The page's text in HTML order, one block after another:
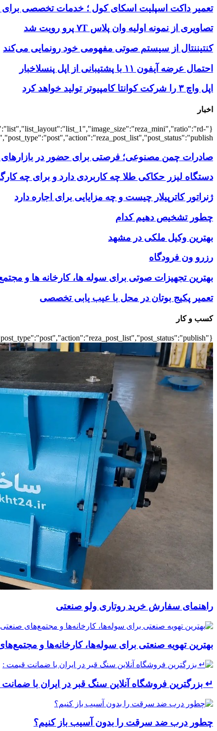
تعمیر داکت اسپلیت اسکای کول ؛ خدمات تخصصی
تصاویری از نمونه اولیه وان پلاس ۷T پرو رویت شد
کنتیننتال از سیستم صوتی مفهومی خود رونمایی می‌کند
احتمال عرضه آیفون ۱۱ با پشتیبانی از اپل پنسلاخبار
اپل واچ ۳ را شرکت کوانتا کامپیوتر تولید خواهد کرد
اخبار
صادرات چمن مصنوعی؛ فرصتی برای حضور در بازارهای
دستگاه لیزر حکاکی طلا چه کاربردی دارد و برای چه
ژنراتور کاترپیلار چیست و چه مزایایی برای اجاره دارد
چطور تشخیص دهیم کدام
بهترین وکیل ملکی در مشهد
رزرو ون فرودگاه
بهترین تجهیزات صوتی برای سوله‌ ها، کارخانه‌ ها و
تعمیر پکیج بوتان در محل با عیب یابی تخصصی
کسب و کار
{"title":"\u0647\u0645\u0647","number":"7","cats":"business","post_title":1,"ignore_sticky_posts":true,"layout":"list","list_layout":"list_1","image_size":"full","post_type":"post","action":"reza_post_list","post_status":"publish"}
راهنمای سفارش خرید روتاری ولو صنعتی
بهترین تهویه صنعتی برای سوله‌ها، کارخانه‌ها و
↵ بزرگترین فروشگاه آنلاین سنگ قبر در ایران با
چطور درب ضد سرقت را بدون آسیب باز کنیم؟